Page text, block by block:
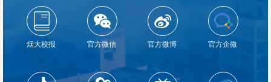
烟大校报 官方微信 官方微博 官方企微